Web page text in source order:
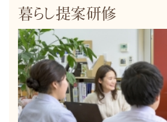
暮らし提案研修